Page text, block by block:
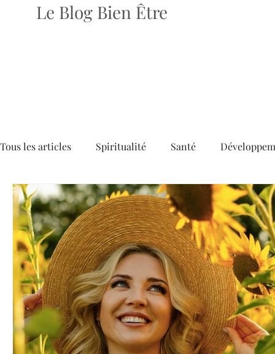
Le Blog Bien Être
Tous les articles Spiritualité Santé
Dossiers Articles Brèves Le dernier
Bio Coup de coeur Eco-tourisme Recette
Yoga Immunité Musique Philosophie
Eveil et Présence Micronutrition Art de vivre